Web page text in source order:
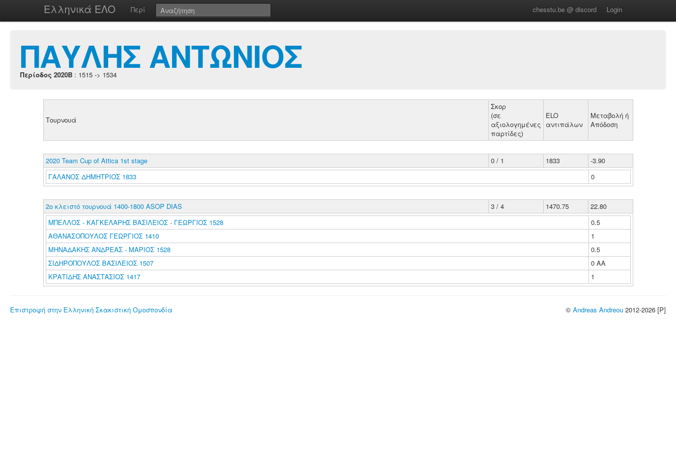
Ελληνικά ΕΛΟ Περί chesstu.be @ discord Login
ΠΑΥΛΗΣ ΑΝΤΩΝΙΟΣ
Περίοδος 2020B : 1515 -> 1534
Τουρνουά
Σκορ
(σε
αξιολογημένες
παρτίδες)
ELO
αντιπάλων
Μεταβολή ή
Απόδοση
2020 Team Cup of Attica 1st stage 0 / 1 1833
-3.90
ΓΑΛΑΝΟΣ ΔΗΜΗΤΡΙΟΣ 1833
0
2ο κλειστό τουρνουά 1400-1800 ASOP DIAS 3 / 4 1470.75
22.80
ΜΠΕΛΛΟΣ - ΚΑΓΚΕΛΑΡΗΣ ΒΑΣΙΛΕΙΟΣ - ΓΕΩΡΓΙΟΣ 1528
0.5
ΑΘΑΝΑΣΟΠΟΥΛΟΣ ΓΕΩΡΓΙΟΣ 1410
1
ΜΗΝΑΔΑΚΗΣ ΑΝΔΡΕΑΣ - ΜΑΡΙΟΣ 1528
0.5
ΣΙΔΗΡΟΠΟΥΛΟΣ ΒΑΣΙΛΕΙΟΣ 1507
0 ΑΑ
ΚΡΑΤΙΔΗΣ ΑΝΑΣΤΑΣΙΟΣ 1417
1
Επιστροφή στην Ελληνική Σκακιστική Ομοσπονδία © Andreas Andreou 2012-2026 [P]